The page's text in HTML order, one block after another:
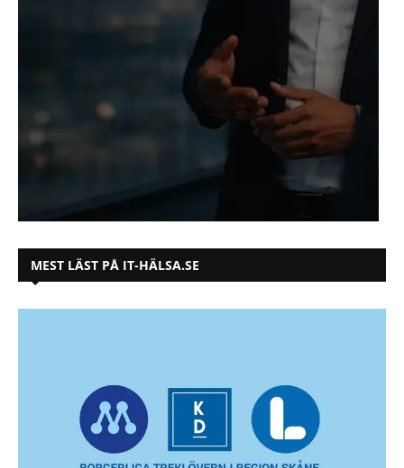
MEST LÄST PÅ IT-HÄLSA.SE